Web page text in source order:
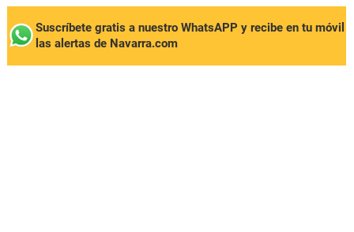
Suscríbete gratis a nuestro WhatsAPP y recibe en tu móvil
las alertas de Navarra.com